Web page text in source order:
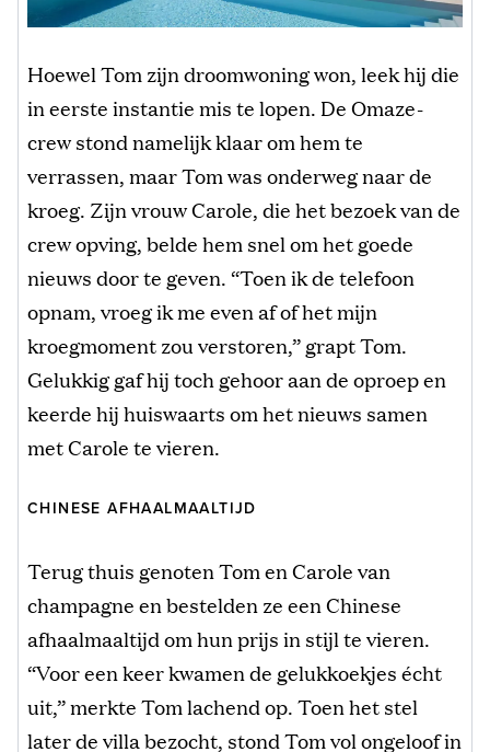
Hoewel Tom zijn droomwoning won, leek hij die
in eerste instantie mis te lopen. De Omaze-
crew stond namelijk klaar om hem te
verrassen, maar Tom was onderweg naar de
kroeg. Zijn vrouw Carole, die het bezoek van de
crew opving, belde hem snel om het goede
nieuws door te geven. “Toen ik de telefoon
opnam, vroeg ik me even af of het mijn
kroegmoment zou verstoren,” grapt Tom.
Gelukkig gaf hij toch gehoor aan de oproep en
keerde hij huiswaarts om het nieuws samen
met Carole te vieren.
CHINESE AFHAALMAALTIJD
Terug thuis genoten Tom en Carole van
champagne en bestelden ze een Chinese
afhaalmaaltijd om hun prijs in stijl te vieren.
“Voor een keer kwamen de gelukkoekjes écht
uit,” merkte Tom lachend op. Toen het stel
later de villa bezocht, stond Tom vol ongeloof in